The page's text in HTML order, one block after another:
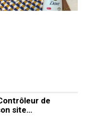
de
site…